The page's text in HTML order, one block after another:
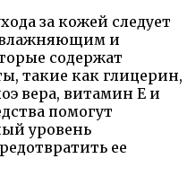
за кожей следует
и
содержат
такие как глицерин,
вера, витамин Е и
помогут
уровень
ее